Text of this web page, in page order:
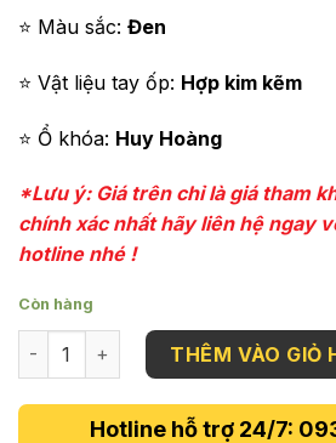
⭐ Màu sắc: Đen
⭐ Vật liệu tay ốp: Hợp kim kẽm
⭐ Ổ khóa: Huy Hoàng
*Lưu ý: Giá trên chỉ là giá tham
chính xác nhất hãy liên hệ ngay
hotline nhé !
Còn hàng
Tay Nắm Đa Điểm APEX66 Mạ
THÊM VÀO GIỎ
Hotline hỗ trợ 24/7: